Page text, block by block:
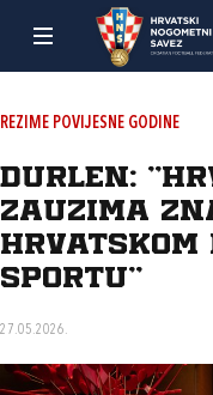
REZIME POVIJESNE GODINE
Durlen:
zauzima
hrvatskom
sportu“
27.05.2026.